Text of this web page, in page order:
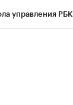
управления РБК